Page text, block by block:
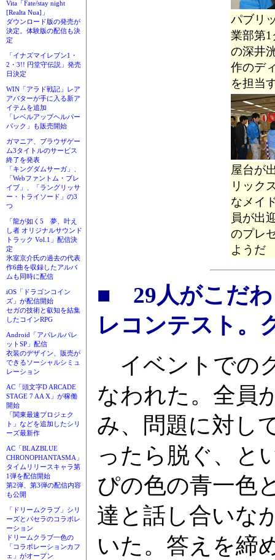
Vita「Fate/stay night
[Realta Nua]」
ダウンロード版の発売が
決定。体験版の配信も決
定
「イナズマイレブン1・
2・3!! 円堂守伝説」発売
日決定
WIN「アラド戦記」レア
アバターが手に入る新ア
イテムを追加
「レベルアップヘルパー
パック」も販売開始
ガマニア、ブラウザゲー
ム3タイトルのサービス
終了を発表
「キングダムサーガ」、
「Webファントム・ブレ
イブ」、「ラングリッサ
ー・トライソード」の3
つ
「龍が如く5 夢、叶え
し者 オリジナルサウンド
トラック Vol.1」配信決
定
氷室京介氏の過去の代表
作6曲を収録したアルバ
ムも同時に配信
iOS「ドラゴンコイン
ズ」が配信開始
セガの技術と叡知を結集
したコインRPG
Android「アパレルパレ
ットSP」配信
衣装のデザイン、販売が
できるソーシャルシミュ
レーション
AC「頭文字D ARCADE
STAGE 7 AA X」が稼働
開始
「関東最速プロジェク
ト」などを追加したシリ
ーズ最新作
AC「BLAZBLUE
CHRONOPHANTASMA」
タイムリリースキャラ第
1弾を配信開始
第2弾、第3弾の配信内容
も公開
「ドリームクラブ」シリ
ーズとパセラのコラボレ
ーション
ドリームクラブ一色の
「コラボレーションカフ
ェ」がオープン
パブリ
業部第
の深井
作のデ
を担当
屋台が
リック
なメイ
員が出
のプレ
ようだ
■ 29人がこだわ
レコンテスト。
イベントでの
なわれた。全員
み、問題に対し
ったら脱ぐ、と
ぴの色の青一色
達と話し合いな
いた。答えを締